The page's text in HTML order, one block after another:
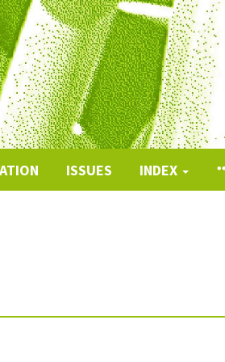
ISSUES INDEX